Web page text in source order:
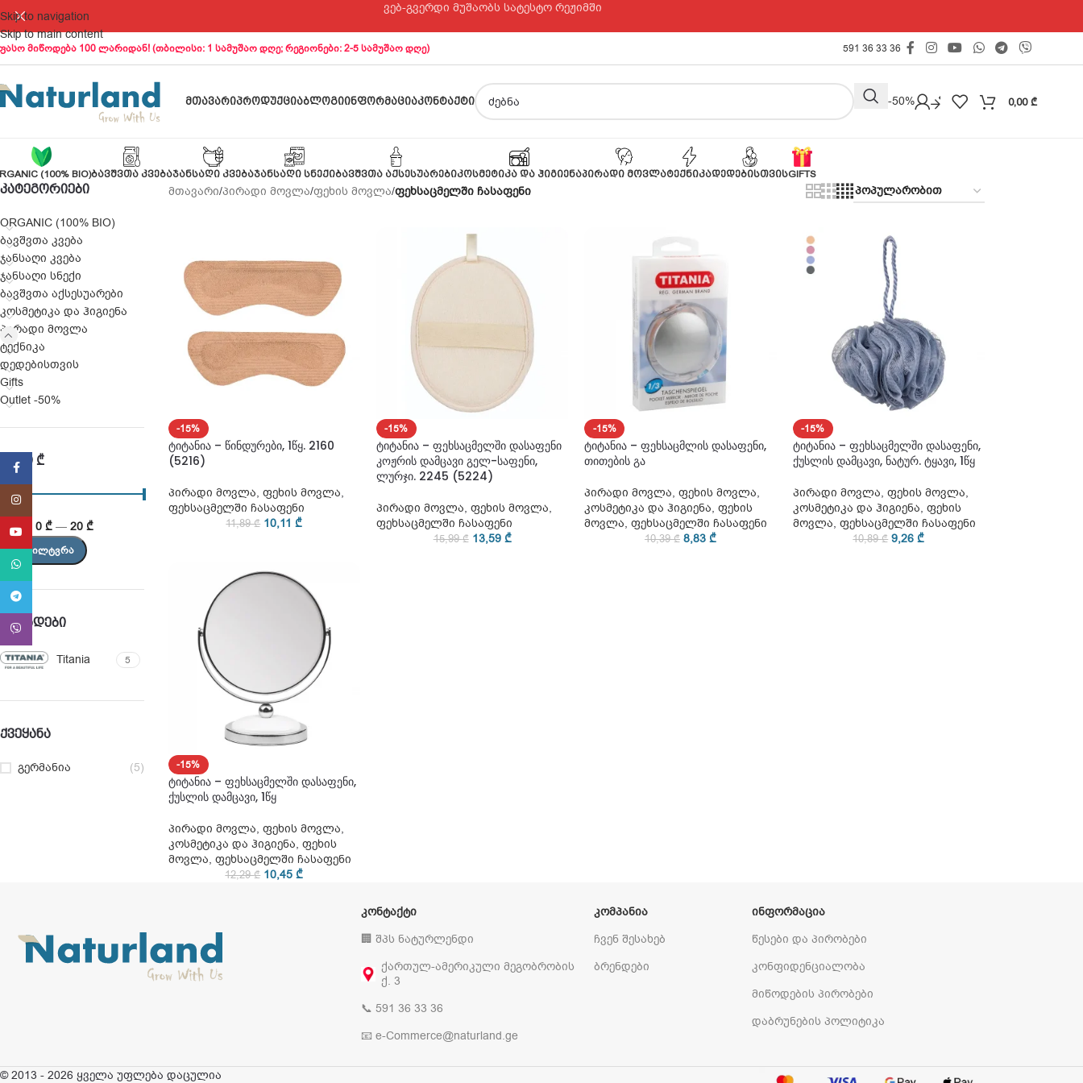
Skip to navigation
Skip to main content
ვებ-გვერდი მუშაობს სატესტო რეჟიმში
მიწოდება 100 ლარიდან! (თბილისი: 1 სამუშაო დღე; რეგიონები: 2-5 სამუშაო დღე) 591 36 33 36
ᲛᲗᲐᲕᲐᲠᲘᲞᲠᲝᲓᲣᲥᲪᲘᲐᲑᲚᲝᲒᲘᲘᲜᲤᲝᲠᲛᲐᲪᲘᲐᲙᲝᲜᲢᲐᲥᲢᲘ Outlet -50% 0,00 ₾
(100% BIO)ᲑᲐᲕᲨᲕᲗᲐ ᲙᲕᲔᲑᲐᲯᲐᲜᲡᲐᲦᲘ ᲙᲕᲔᲑᲐᲯᲐᲜᲡᲐᲦᲘ ᲡᲜᲔᲥᲘᲑᲐᲕᲨᲕᲗᲐ ᲐᲥᲡᲔᲡᲣᲐᲠᲔᲑᲘᲙᲝᲡᲛᲔᲢᲘᲙᲐ ᲓᲐ ᲰᲘᲒᲘᲔᲜᲐᲞᲘᲠᲐᲓᲘ ᲛᲝᲕᲚᲐᲢᲔᲥᲜᲘᲙᲐᲓᲔᲓᲔᲑᲘᲡᲗᲕᲘᲡGIFTS
ᲙᲐᲢᲔᲒᲝᲠᲘᲔᲑᲘ
ORGANIC (100% BIO)
ბავშვთა კვება
ჯანსაღი კვება
ჯანსაღი სნექი
ბავშვთა აქსესუარები
კოსმეტიკა და ჰიგიენა
პირადი მოვლა
ტექნიკა
დედებისთვის
Gifts
Outlet -50%
ᲤᲐᲡᲘ ₾
ᲒᲐᲤᲘᲚᲢᲕᲠᲐ
ფასი: 0 ₾ — 20 ₾
ᲑᲠᲔᲜᲓᲔᲑᲘ
Titania 5
ᲥᲕᲔᲧᲐᲜᲐ
გერმანია (5)
მთავარი/პირადი მოვლა/ფეხის მოვლა/ფეხსაცმელში ჩასაფენი
-15%
ტიტანია – წინდურები, 1წყ. 2160
(5216)
პირადი მოვლა, ფეხის მოვლა,
ფეხსაცმელში ჩასაფენი
11,89₾ 10,11₾
-15%
ტიტანია – ფეხსაცმელში დასაფენი
კოჟრის დამცავი გელ-საფენი,
ლურჯი. 2245 (5224)
პირადი მოვლა, ფეხის მოვლა,
ფეხსაცმელში ჩასაფენი
15,99₾ 13,59 ₾
-15%
ტიტანია – ფეხსაცმლის დასაფენი,
თითების გა
პირადი მოვლა, ფეხის მოვლა,
კოსმეტიკა და ჰიგიენა, ფეხის
მოვლა, ფეხსაცმელში ჩასაფენი
10,39₾ 8,83 ₾
-15%
ტიტანია – ფეხსაცმელში დასაფენი,
ქუსლის დამცავი, ნატურ. ტყავი, 1წყ
პირადი მოვლა, ფეხის მოვლა,
კოსმეტიკა და ჰიგიენა, ფეხის
მოვლა, ფეხსაცმელში ჩასაფენი
10,89₾ 9,26₾
-15%
ტიტანია – ფეხსაცმელში დასაფენი,
ქუსლის დამცავი, 1წყ
პირადი მოვლა, ფეხის მოვლა,
კოსმეტიკა და ჰიგიენა, ფეხის
მოვლა, ფეხსაცმელში ჩასაფენი
12,29₾ 10,45₾
ᲙᲝᲜᲢᲐᲥᲢᲘ
🏢 შპს ნატურლენდი
ქართულ-ამერიკული მეგობრობის
ქ. 3
📞 591 36 33 36
📧 e-Commerce@naturland.ge
ᲙᲝᲛᲞᲐᲜᲘᲐ
ჩვენ შესახებ
ბრენდები
ᲘᲜᲤᲝᲠᲛᲐᲪᲘᲐ
წესები და პირობები
კონფიდენციალობა
მიწოდების პირობები
დაბრუნების პოლიტიკა
© 2013 - 2026 ყველა უფლება დაცულია
Facebook
Instagram
YouTube
WhatsApp
Viber